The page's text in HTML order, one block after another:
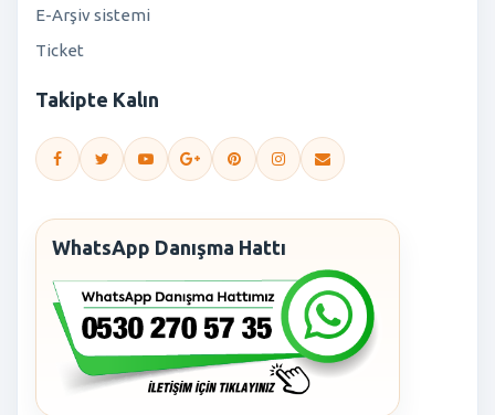
E-Arşiv sistemi
Ticket
Takipte Kalın
WhatsApp Danışma Hattı